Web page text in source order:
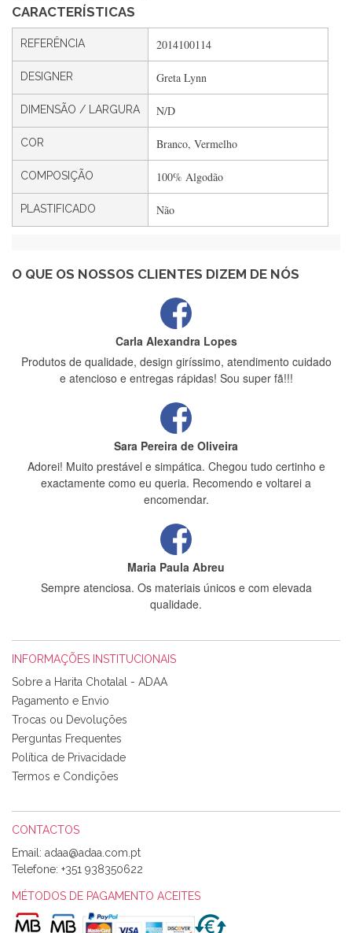
CARACTERÍSTICAS
REFERÊNCIA 2014100114
DESIGNER Greta Lynn
DIMENSÃO / LARGURA N/D
COR Branco, Vermelho
COMPOSIÇÃO 100% Algodão
PLASTIFICADO Não
O QUE OS NOSSOS CLIENTES DIZEM DE NÓS
Silvia André
Gostei ,Serviço bastante rápido. recomendo
Filipa Freire
Rápido, atendimento 5*. Hoje chegará a segunda encomenda
feita de muitas certamente❤️
estrelas
Carla Alexandra Lopes
Produtos de qualidade, design giríssimo, atendimento cuidado
e atencioso e entregas rápidas! Sou super fã!!!
Sara Pereira de Oliveira
Adorei! Muito prestável e simpática. Chegou tudo certinho e
exactamente como eu queria. Recomendo e voltarei a
encomendar.
Maria Paula Abreu
Sempre atenciosa. Os materiais únicos e com elevada
qualidade.
Tudo chegou em condições, pois os produtos vieram muito
bem acondicionados. Estou plenamente satisfeita com os
produtos adquiridos. Relativamente à bolsa, tem um tecido
com um padrão e cores muito bonitas e a execução está
perfeitíssima. Futuramente penso voltar a comprar na vossa
loja, têm excelentes artigos a um preço muito justo. A
Alexandra Morais
Olá boa Noite. Os meus tecidos chegaram hoje. Muito
obrigada pelo miminho que dá um jeitaço pras minhas linhas
de bordar e não sei o que pões nos tecidos, mas que cheiram
maravilhosamente ... cheiram! :) Muito Obrigada.
INFORMAÇÕES INSTITUCIONAIS
Sobre a Harita Chotalal - ADAA
Pagamento e Envio
Trocas ou Devoluções
Perguntas Frequentes
Política de Privacidade
Termos e Condições
CONTACTOS
Email:
Telefone: +351 938350622
MÉTODOS DE PAGAMENTO ACEITES